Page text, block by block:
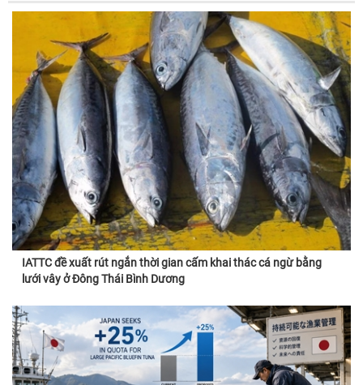
IATTC đề xuất rút ngắn thời gian cấm khai thác cá ngừ bằng
lưới vây ở Đông Thái Bình Dương